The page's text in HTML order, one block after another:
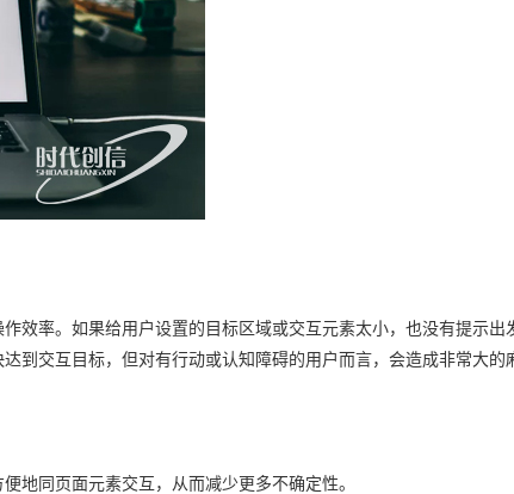
效率。如果给用户设置的目标区域或交互元素太小，也没有提示出
到交互目标，但对有行动或认知障碍的用户而言，会造成非常大的
地同页面元素交互，从而减少更多不确定性。